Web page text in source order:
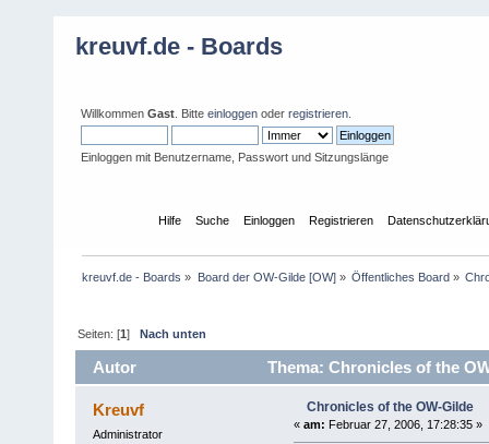
kreuvf.de - Boards
Willkommen Gast . Bitte einloggen oder registrieren
Einloggen mit Benutzername, Passwort und Sitzungslänge
Hilfe Suche Einloggen Registrieren
kreuvf.de - Boards » Board der OW-Gilde [OW]» Öffentliches Board»
Seiten: [1]Nach unten
Autor Thema: Chronicles of the
Kreuvf
Administrator
Chronicles of the OW-Gilde
« am: Februar 27, 2006, 17:28:35 »